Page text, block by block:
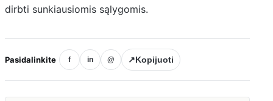
dirbti sunkiausiomis sąlygomis.
Pasidalinkite f in @ ↗Kopijuoti